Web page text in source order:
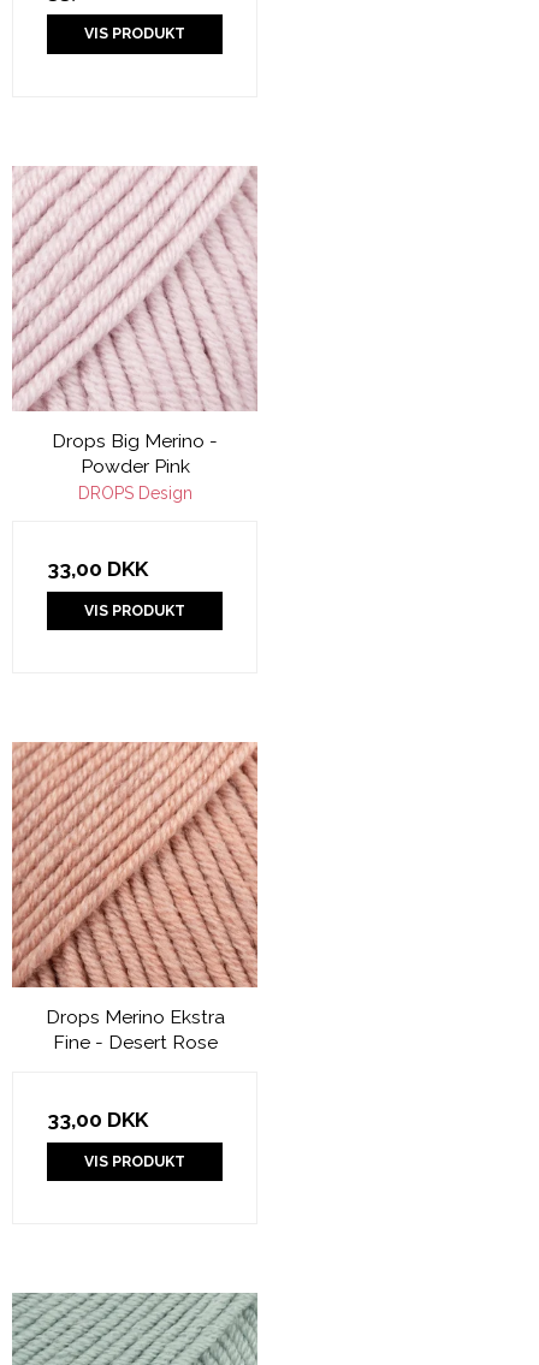
VIS PRODUKT
Drops Big Merino -
Powder Pink
DROPS Design
33,00 DKK
VIS PRODUKT
Drops Merino Ekstra
Fine - Desert Rose
33,00 DKK
VIS PRODUKT